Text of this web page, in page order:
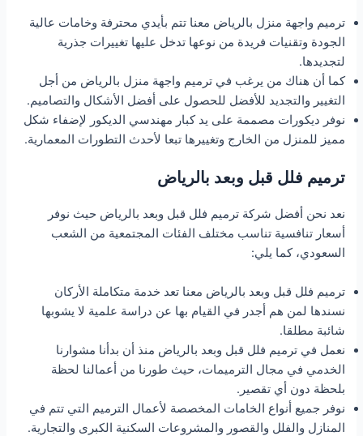
ترميم واجهة منزل بالرياض معنا تتم بأيدي محترفة وخامات عالية
الجودة وتقنيات فريدة من نوعها تدخل عليها تغييرات جذرية
لتجديدها.
كما أن هناك من يرغب في ترميم واجهة منزل بالرياض من أجل
التغيير والتجديد للأفضل للحصول على أفضل الأشكال والتصاميم.
نوفر ديكورات مصممة على يد كبار مهندسي الديكور لإضفاء شكل
مميز للمنزل من الخارج وتغييرها تبعا لأحدث التطورات المعمارية.
ترميم فلل قبل وبعد بالرياض
نعد نحن أفضل شركة ترميم فلل قبل وبعد بالرياض حيث نوفر
أسعار تنافسية تناسب مختلف الفئات المجتمعية من الشعب
السعودي، كما يلي:
ترميم فلل قبل وبعد بالرياض معنا تعد خدمة متكاملة الأركان
نسندها لمن هم أجدر في القيام بها عن دراسة علمية لا يشوبها
شائبة مطلقا.
نعمل في ترميم فلل قبل وبعد بالرياض منذ أن بدأنا مشوارنا
الخدمي في مجال الترميمات، حيث طورنا من أعمالنا لحظة
بلحظة دون أي تقصير.
نوفر جميع أنواع الخامات المخصصة لأعمال الترميم التي تتم في
المنازل والفلل والقصور والمشروعات السكنية الكبرى والتجارية.